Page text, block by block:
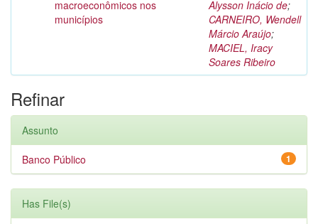
macroeconômicos nos
municípios
Alysson Inácio de;
CARNEIRO, Wendell
Márcio Araújo;
MACIEL, Iracy
Soares Ribeiro
Refinar
Assunto
1
Banco Público
Has File(s)